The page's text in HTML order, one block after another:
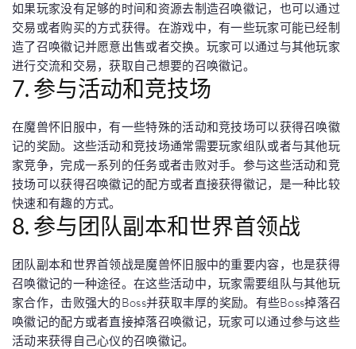
如果玩家没有足够的时间和资源去制造召唤徽记，也可以通过
交易或者购买的方式获得。在游戏中，有一些玩家可能已经制
造了召唤徽记并愿意出售或者交换。玩家可以通过与其他玩家
进行交流和交易，获取自己想要的召唤徽记。
7. 参与活动和竞技场
在魔兽怀旧服中，有一些特殊的活动和竞技场可以获得召唤徽
记的奖励。这些活动和竞技场通常需要玩家组队或者与其他玩
家竞争，完成一系列的任务或者击败对手。参与这些活动和竞
技场可以获得召唤徽记的配方或者直接获得徽记，是一种比较
快速和有趣的方式。
8. 参与团队副本和世界首领战
团队副本和世界首领战是魔兽怀旧服中的重要内容，也是获得
召唤徽记的一种途径。在这些活动中，玩家需要组队与其他玩
家合作，击败强大的Boss并获取丰厚的奖励。有些Boss掉落召
唤徽记的配方或者直接掉落召唤徽记，玩家可以通过参与这些
活动来获得自己心仪的召唤徽记。